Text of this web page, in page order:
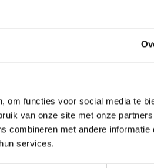
om functies voor social media te
van onze site met onze
combineren met andere informatie
services.